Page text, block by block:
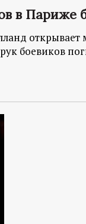
в Париже
рук боевиков